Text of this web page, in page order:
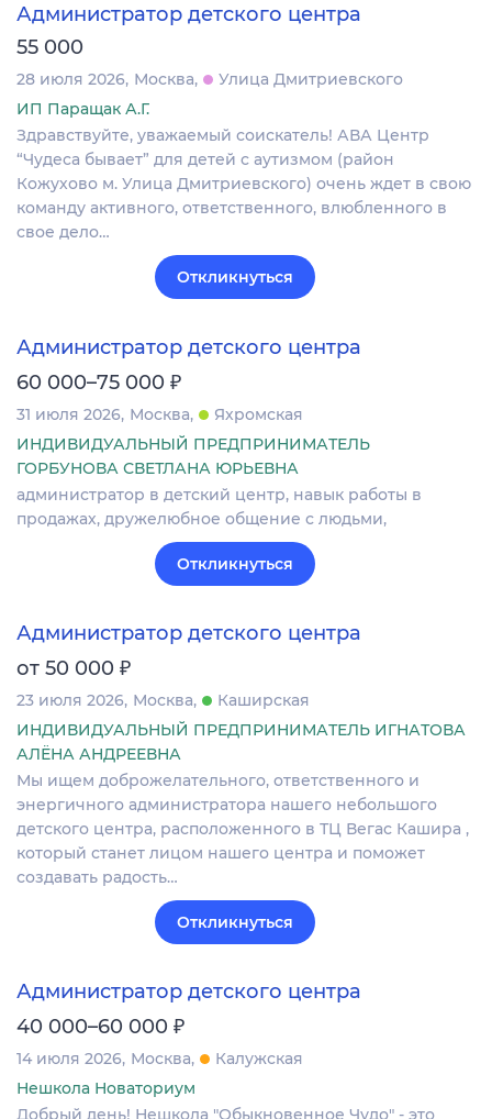
Администратор детского центра
55 000
28 июля 2026 Москва
Улица Дмитриевского
ИП Паращак А.Г.
Здравствуйте, уважаемый соискатель! АВА Центр
“Чудеса бывает” для детей с аутизмом (район
Кожухово м. Улица Дмитриевского) очень ждет в свою
команду активного, ответственного, влюбленного в
свое дело…
Откликнуться
Администратор детского центра
60 000–75 000 ₽
31 июля 2026 Москва
Яхромская
ИНДИВИДУАЛЬНЫЙ ПРЕДПРИНИМАТЕЛЬ
ГОРБУНОВА СВЕТЛАНА ЮРЬЕВНА
администратор в детский центр, навык работы в
продажах, дружелюбное общение с людьми,
Откликнуться
Администратор детского центра
от 50 000 ₽
23 июля 2026 Москва
Каширская
ИНДИВИДУАЛЬНЫЙ ПРЕДПРИНИМАТЕЛЬ ИГНАТОВА
АЛЁНА АНДРЕЕВНА
Мы ищем доброжелательного, ответственного и
энергичного администратора нашего небольшого
детского центра, расположенного в ТЦ Вегас Кашира ,
который станет лицом нашего центра и поможет
создавать радость…
Откликнуться
Администратор детского центра
40 000–60 000 ₽
14 июля 2026 Москва
Калужская
Нешкола Новаториум
Добрый день! Нешкола "Обыкновенное Чудо" - это